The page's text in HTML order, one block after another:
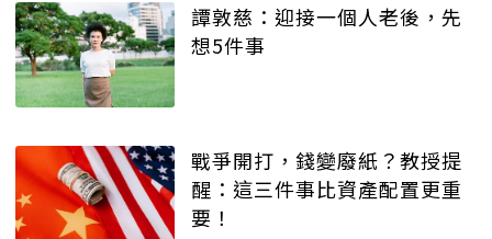
譚敦慈：迎接一個人老後，先
想5件事
戰爭開打，錢變廢紙？教授提
醒：這三件事比資產配置更重
要！